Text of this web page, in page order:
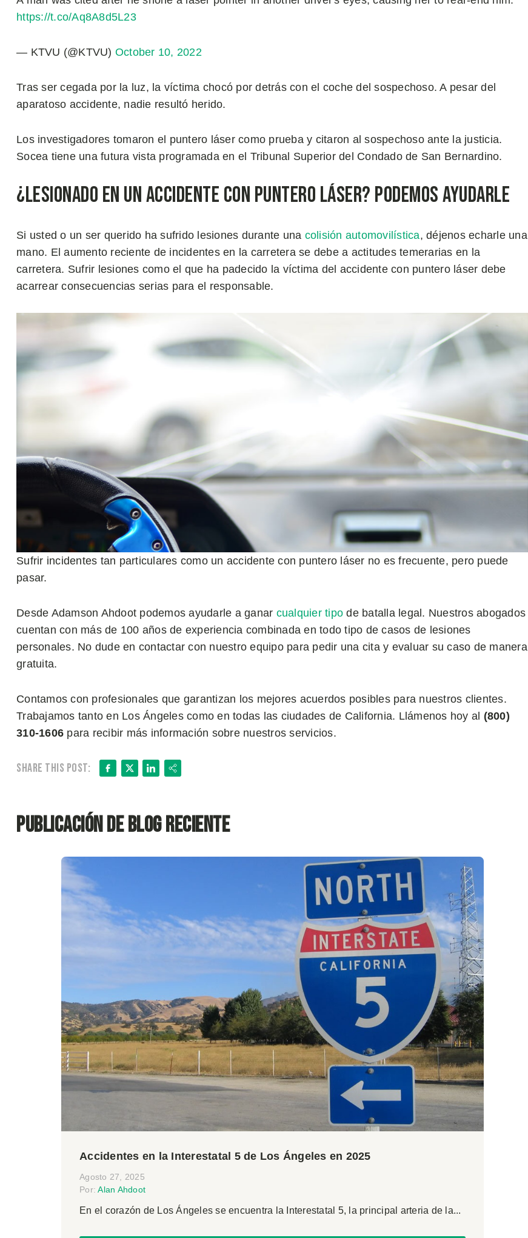
https://t.co/Aq8A8d5L23
— KTVU (@KTVU) October 10, 2022
Tras ser cegada por la luz, la víctima chocó por detrás con el coche del sospechoso. A pesar del
aparatoso accidente, nadie resultó herido.
Los investigadores tomaron el puntero láser como prueba y citaron al sospechoso ante la justicia.
Socea tiene una futura vista programada en el Tribunal Superior del Condado de San Bernardino.
¿Lesionado en un Accidente con Puntero Láser? Podemos Ayudarle
Si usted o un ser querido ha sufrido lesiones durante una colisión automovilística, déjenos echarle una
mano. El aumento reciente de incidentes en la carretera se debe a actitudes temerarias en la
carretera. Sufrir lesiones como el que ha padecido la víctima del accidente con puntero láser debe
acarrear consecuencias serias para el responsable.
Sufrir incidentes tan particulares como un accidente con puntero láser no es frecuente, pero puede
pasar.
Desde Adamson Ahdoot podemos ayudarle a ganar cualquier tipo de batalla legal. Nuestros abogados
cuentan con más de 100 años de experiencia combinada en todo tipo de casos de lesiones
personales. No dude en contactar con nuestro equipo para pedir una cita y evaluar su caso de manera
gratuita.
Contamos con profesionales que garantizan los mejores acuerdos posibles para nuestros clientes.
Trabajamos tanto en Los Ángeles como en todas las ciudades de California. Llámenos hoy al (800)
310-1606 para recibir más información sobre nuestros servicios.
Share this post: Facebook
X LinkedIn
Share
Publicación de blog reciente
Accidentes en la Interestatal 5 de Los Ángeles en 2025
Agosto 27, 2025
Por:Alan Ahdoot
En el corazón de Los Ángeles se encuentra la Interestatal 5, la principal arteria de la...